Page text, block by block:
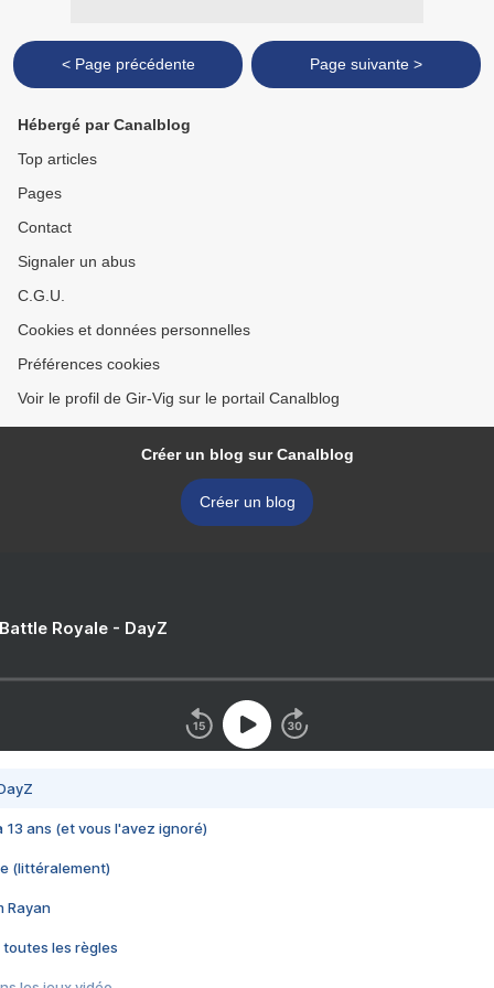
< Page précédente Page suivante >
Hébergé par Canalblog
Top articles
Pages
Contact
Signaler un abus
C.G.U.
Cookies et données personnelles
Préférences cookies
Voir le profil de Gir-Vig sur le portail Canalblog
Créer un blog sur Canalblog
Créer un blog
Royale - DayZ
13 ans (et vous l'avez ignoré)
(littéralement)
Rayan
toutes les règles